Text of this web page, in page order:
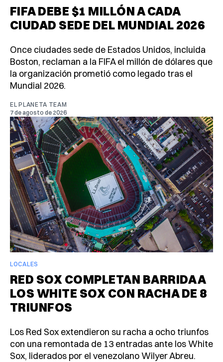
FIFA DEBE $1 MILLÓN A CADA
CIUDAD SEDE DEL MUNDIAL 2026
Once ciudades sede de Estados Unidos, incluida
Boston, reclaman a la FIFA el millón de dólares que
la organización prometió como legado tras el
Mundial 2026.
EL PLANETA TEAM
7 de agosto de 2026
LOCALES
RED SOX COMPLETAN BARRIDA A
LOS WHITE SOX CON RACHA DE 8
TRIUNFOS
Los Red Sox extendieron su racha a ocho triunfos
con una remontada de 13 entradas ante los White
Sox, liderados por el venezolano Wilyer Abreu.